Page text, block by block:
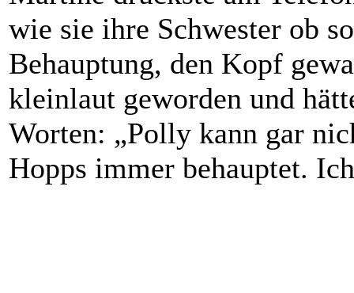
wie sie ihre Schwester ob
Behauptung, den Kopf
kleinlaut geworden und
Worten: „Polly kann gar
Hopps immer behauptet.